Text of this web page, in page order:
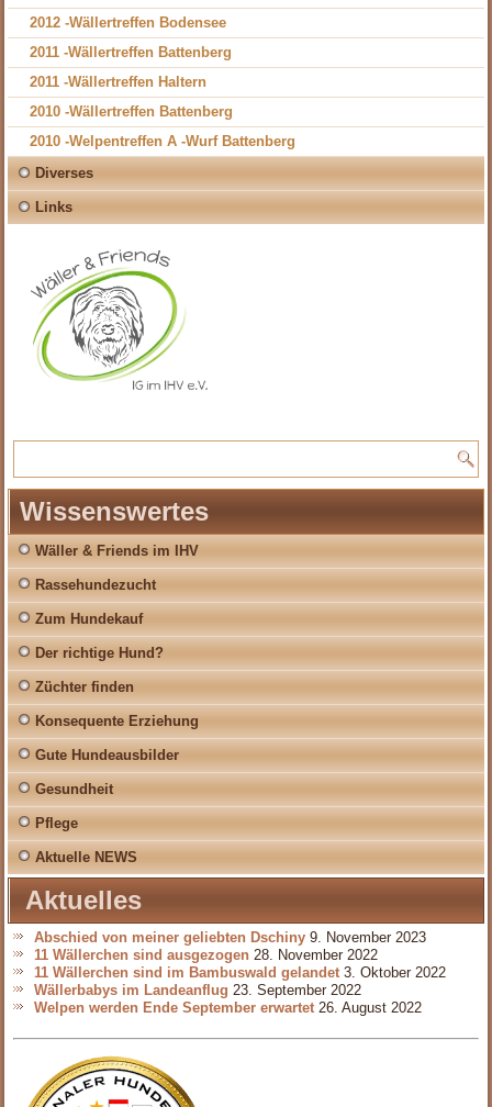
2012 -Wällertreffen Bodensee
2011 -Wällertreffen Battenberg
2011 -Wällertreffen Haltern
2010 -Wällertreffen Battenberg
2010 -Welpentreffen A -Wurf Battenberg
Diverses
Links
Wissenswertes
Wäller & Friends im IHV
Rassehundezucht
Zum Hundekauf
Der richtige Hund?
Züchter finden
Konsequente Erziehung
Gute Hundeausbilder
Gesundheit
Pflege
Aktuelle NEWS
Aktuelles
Abschied von meiner geliebten Dschiny 9. November 2023
11 Wällerchen sind ausgezogen 28. November 2022
11 Wällerchen sind im Bambuswald gelandet 3. Oktober 2022
Wällerbabys im Landeanflug 23. September 2022
Welpen werden Ende September erwartet 26. August 2022